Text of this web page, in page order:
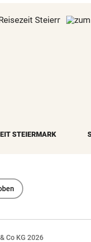
STEIERMARK
Co KG 2026